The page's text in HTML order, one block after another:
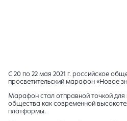
С 20 по 22 мая 2021 г. российское
просветительский марафон «Новое
Марафон стал отправной точкой
общества как современной
платформы.